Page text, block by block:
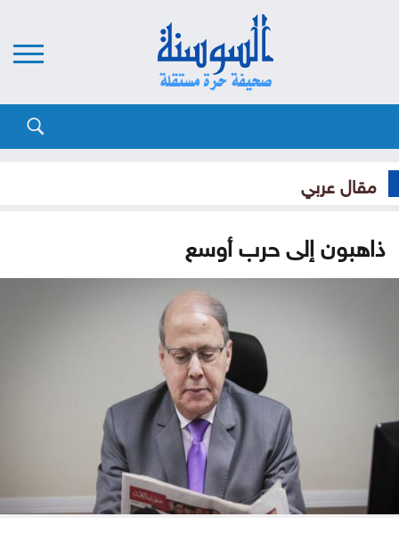
مقال عربي
ذاهبون إلى حرب أوسع